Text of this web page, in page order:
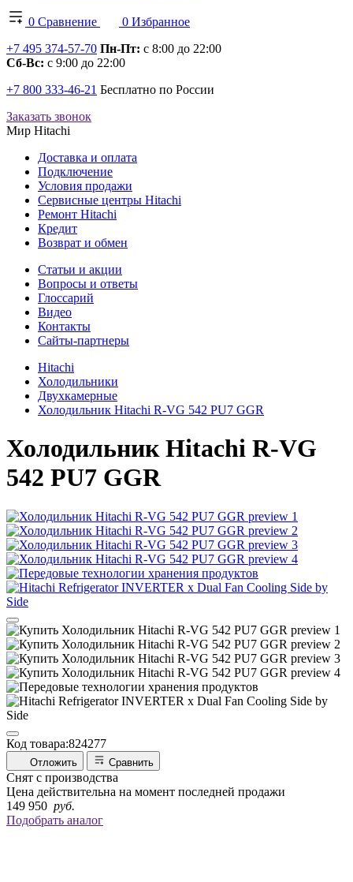
0 Сравнение 0 Избранное
+7 495 374-57-70 Пн-Пт: с 8:00 до 22:00
Сб-Вс: с 9:00 до 22:00
+7 800 333-46-21 Бесплатно по России
Заказать звонок
Мир Hitachi
Доставка и оплата
Подключение
Условия продажи
Сервисные центры Hitachi
Ремонт Hitachi
Кредит
Возврат и обмен
Cтатьи и акции
Вопросы и ответы
Глоссарий
Видео
Контакты
Сайты-партнеры
Hitachi
Холодильники
Двухкамерные
Холодильник Hitachi R-VG 542 PU7 GGR
ХолодильникHitachi R-VG
542 PU7 GGR
Код товара:824277
Отложить Сравнить
Снят с производства
Цена действительна на момент последней продажи
149 950 руб.
Подобрать аналог